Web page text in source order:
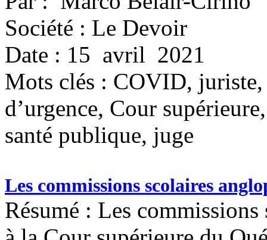
Société : Le Devoir
Date : 15 avril 2021
Mots clés : COVID, juriste,
d’urgence, Cour
santé publique, juge
Les commissions scolaires
Résumé : Les